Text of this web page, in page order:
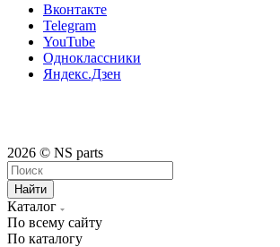
Вконтакте
Telegram
YouTube
Одноклассники
Яндекс.Дзен
2026 © NS parts
Найти
Каталог
По всему сайту
По каталогу